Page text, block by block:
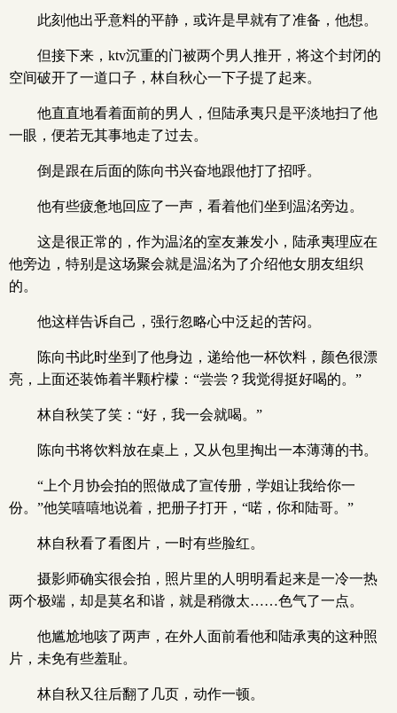
此刻他出乎意料的平静，或许是早就有了准备，他想。
但接下来，ktv沉重的门被两个男人推开，将这个封闭的
空间破开了一道口子，林自秋心一下子提了起来。
他直直地看着面前的男人，但陆承夷只是平淡地扫了他
一眼，便若无其事地走了过去。
倒是跟在后面的陈向书兴奋地跟他打了招呼。
他有些疲惫地回应了一声，看着他们坐到温洺旁边。
这是很正常的，作为温洺的室友兼发小，陆承夷理应在
他旁边，特别是这场聚会就是温洺为了介绍他女朋友组织
的。
他这样告诉自己，强行忽略心中泛起的苦闷。
陈向书此时坐到了他身边，递给他一杯饮料，颜色很漂
亮，上面还装饰着半颗柠檬：“尝尝？我觉得挺好喝的。”
林自秋笑了笑：“好，我一会就喝。”
陈向书将饮料放在桌上，又从包里掏出一本薄薄的书。
“上个月协会拍的照做成了宣传册，学姐让我给你一
份。”他笑嘻嘻地说着，把册子打开，“喏，你和陆哥。”
林自秋看了看图片，一时有些脸红。
摄影师确实很会拍，照片里的人明明看起来是一冷一热
两个极端，却是莫名和谐，就是稍微太……色气了一点。
他尴尬地咳了两声，在外人面前看他和陆承夷的这种照
片，未免有些羞耻。
林自秋又往后翻了几页，动作一顿。